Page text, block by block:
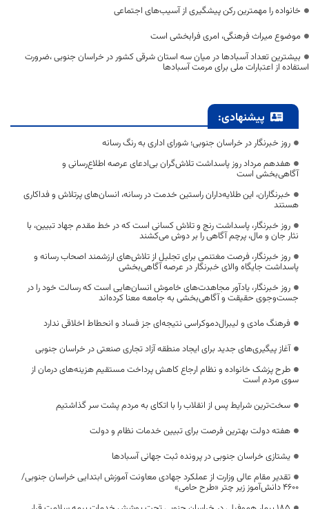
خانواده را مهمترین رکن پیشگیری از آسیب‌های اجتماعی
موضوع میراث فرهنگی، امری فرابخشی است
بیشترین تعداد آسبادها در میان سه استان شرقی کشور در خراسان جنوبی ،ضرورت
استفاده از اعتبارات ملی برای مرمت آسبادها
پیشنهادی:
روز خبرنگار در خراسان جنوبی؛ شورای اداری به رنگ رسانه
هفدهم مرداد روز پاسداشت تلاش‌گران بی‌ادعای عرصه اطلاع‌رسانی و
آگاهی‌بخشی است
خبرنگاران، این طلایه‌داران راستین خدمت در رسانه، انسان‌های پرتلاش و فداکاری
هستند
روز خبرنگار، پاسداشت رنج و تلاش کسانی است که در خط مقدم جهاد تبیین، با
نثار جان و مال، پرچم آگاهی را بر دوش می‌کشند
روز خبرنگار، فرصت مغتنمی برای تجلیل از تلاش‌های ارزشمند اصحاب رسانه و
پاسداشت جایگاه والای خبرنگار در عرصه آگاهی‌بخشی
روز خبرنگار، یادآور مجاهدت‌های خاموش انسان‌هایی است که رسالت خود را در
جست‌وجوی حقیقت و آگاهی‌بخشی به جامعه معنا کرده‌اند
فرهنگ مادی و لیبرال‌دموکراسی نتیجه‌ای جز فساد و انحطاط اخلاقی ندارد
آغاز پیگیری‌های جدید برای ایجاد منطقه آزاد تجاری صنعتی در خراسان جنوبی
طرح پزشک خانواده و نظام ارجاع کاهش پرداخت مستقیم هزینه‌های درمان از
سوی مردم است
سخت‌ترین شرایط پس از انقلاب را با اتکای به مردم پشت سر گذاشتیم
هفته دولت بهترین فرصت برای تبیین خدمات نظام و دولت
یشتازی خراسان جنوبی در پرونده ثبت جهانی آسبادها
تقدیر مقام عالی وزارت از عملکرد جهادی معاونت آموزش ابتدایی خراسان جنوبی/
۴۶۰۰ دانش‌آموز زیر چتر «طرح حامی»